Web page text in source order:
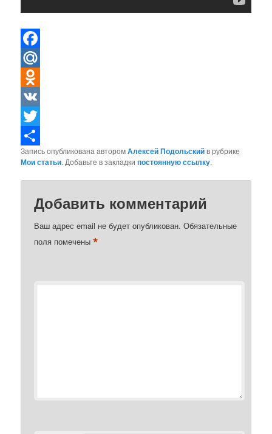
Facebook
Mail.Ru
Odnoklassniki
VK
Twitter
Отправить
Запись опубликована авторомАлексей Подольскийв рубрике
Мои статьи. Добавьте в закладкипостоянную ссылку.
Добавить комментарий
Ваш адрес email не будет опубликован. Обязательные
поля помечены*